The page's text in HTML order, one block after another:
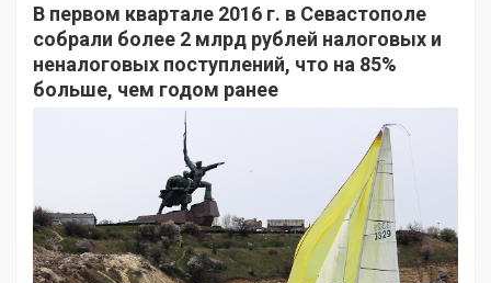
В первом квартале 2016 г. в Севастополе
собрали более 2 млрд рублей налоговых и
неналоговых поступлений, что на 85%
больше, чем годом ранее